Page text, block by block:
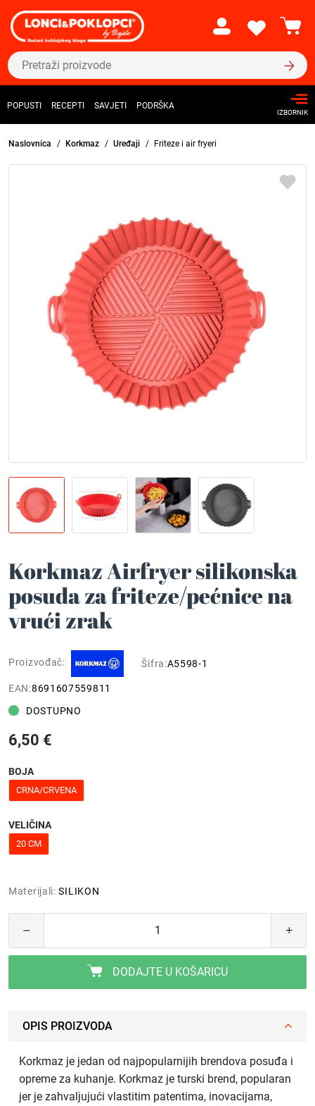
POPUSTI RECEPTI SAVJETI PODRŠKA
IZBORNIK
Naslovnica Korkmaz Uređaji Friteze i air fryeri
Korkmaz Airfryer silikonska
posuda za friteze/pećnice na
vrući zrak
Proizvođač: Šifra:A5598-1
EAN:8691607559811
DOSTUPNO
6,50 €
BOJA
CRNA/CRVENA
VELIČINA
20 CM
Materijali: SILIKON
DODAJTE U KOŠARICU
OPIS PROIZVODA
Korkmaz je jedan od najpopularnijih brendova posuđa i
opreme za kuhanje. Korkmaz je turski brend, popularan
jer je zahvaljujući vlastitim patentima, inovacijama,